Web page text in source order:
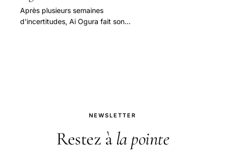
Après plusieurs semaines
d'incertitudes, Ai Ogura fait son
NEWSLETTER
Restez à la pointe